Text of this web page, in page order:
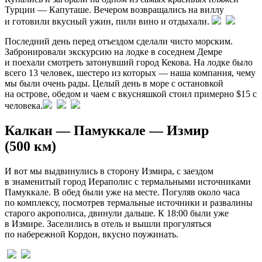
Турции — Капуташе. Вечером возвращались на виллу
и готовили вкусный ужин, пили вино и отдыхали.
Последний день перед отъездом сделали чисто морским.
Забронировали экскурсию на лодке в соседнем Демре
и поехали смотреть затонувший город Кекова. На лодке было
всего 13 человек, шестеро из которых — наша компания, чему
мы были очень рады. Целый день в море с остановкой
на острове, обедом и чаем с вкусняшкой стоил примерно $15 с
человека.
Калкан — Памуккале — Измир
(500 км)
И вот мы выдвинулись в сторону Измира, с заездом
в знаменитый город Иераполис с термальными источниками
Памуккале. В обед были уже на месте. Погуляв около часа
по комплексу, посмотрев термальные источники и развалины
старого акрополиса, двинули дальше. К 18:00 были уже
в Измире. Заселились в отель и вышли прогуляться
по набережной Кордон, вкусно поужинать.